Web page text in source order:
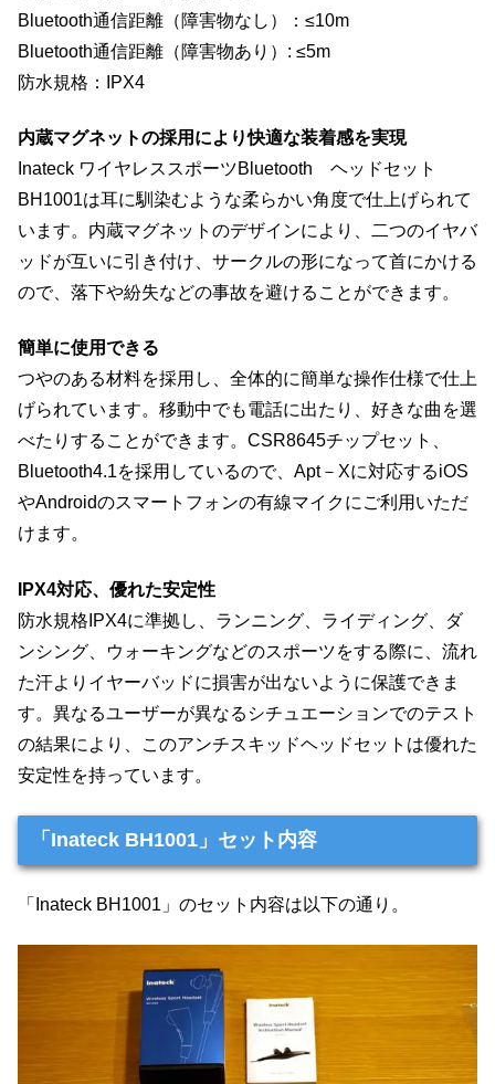
Bluetooth通信距離（障害物なし）：≤10m
Bluetooth通信距離（障害物あり）: ≤5m
防水規格：IPX4
内蔵マグネットの採用により快適な装着感を実現
Inateck ワイヤレススポーツBluetooth ヘッドセット
BH1001は耳に馴染むような柔らかい角度で仕上げられて
います。内蔵マグネットのデザインにより、二つのイヤバ
ッドが互いに引き付け、サークルの形になって首にかける
ので、落下や紛失などの事故を避けることができます。
簡単に使用できる
つやのある材料を採用し、全体的に簡単な操作仕様で仕上
げられています。移動中でも電話に出たり、好きな曲を選
べたりすることができます。CSR8645チップセット、
Bluetooth4.1を採用しているので、Apt－Xに対応するiOS
やAndroidのスマートフォンの有線マイクにご利用いただ
けます。
IPX4対応、優れた安定性
防水規格IPX4に準拠し、ランニング、ライディング、ダ
ンシング、ウォーキングなどのスポーツをする際に、流れ
た汗よりイヤーバッドに損害が出ないように保護できま
す。異なるユーザーが異なるシチュエーションでのテスト
の結果により、このアンチスキッドヘッドセットは優れた
安定性を持っています。
「Inateck BH1001」セット内容
「Inateck BH1001」のセット内容は以下の通り。